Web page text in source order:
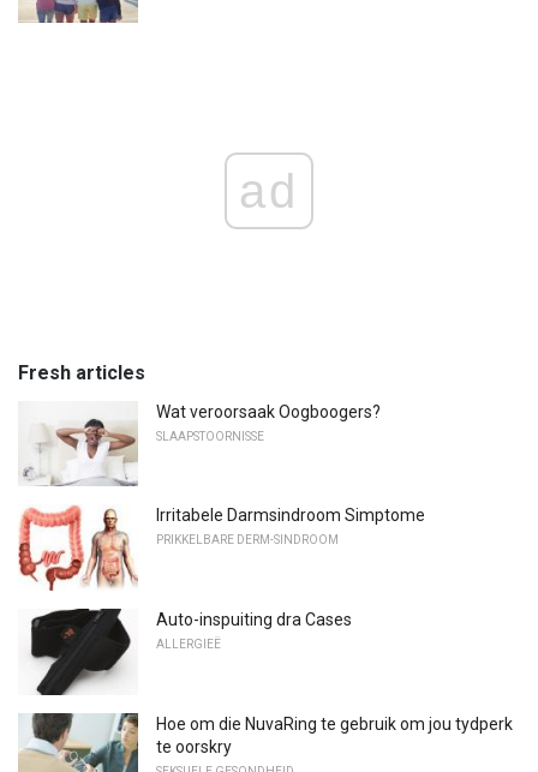
ad
Fresh articles
Wat veroorsaak Oogboogers?
SLAAPSTOORNISSE
Irritabele Darmsindroom Simptome
PRIKKELBARE DERM-SINDROOM
Auto-inspuiting dra Cases
ALLERGIEË
Hoe om die NuvaRing te gebruik om jou tydperk
te oorskry